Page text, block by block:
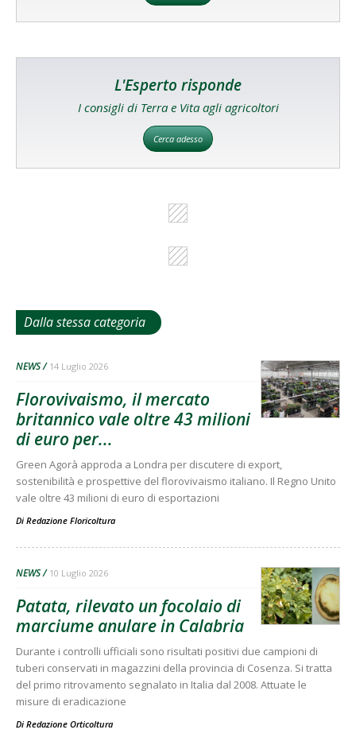
L'Esperto risponde
I consigli di Terra e Vita agli agricoltori
Cerca adesso
Dalla stessa categoria
NEWS 14 Luglio 2026
Florovivaismo, il mercato
britannico vale oltre 43 milioni
di euro per...
Green Agorà approda a Londra per discutere di export,
sostenibilità e prospettive del florovivaismo italiano. Il Regno Unito
vale oltre 43 milioni di euro di esportazioni
Di Redazione Floricoltura
NEWS 10 Luglio 2026
Patata, rilevato un focolaio di
marciume anulare in Calabria
Durante i controlli ufficiali sono risultati positivi due campioni di
tuberi conservati in magazzini della provincia di Cosenza. Si tratta
del primo ritrovamento segnalato in Italia dal 2008. Attuate le
misure di eradicazione
Di Redazione Orticoltura